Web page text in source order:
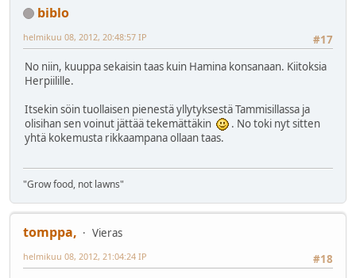
biblo
#17
helmikuu 08, 2012, 20:48:57 IP
No niin, kuuppa sekaisin taas kuin Hamina konsanaan. Kiitoksia
Herpiilille.
Itsekin söin tuollaisen pienestä yllytyksestä Tammisillassa ja
olisihan sen voinut jättää tekemättäkin
. No toki nyt sitten
yhtä kokemusta rikkaampana ollaan taas.
"Grow food, not lawns"
tomppa,
Vieras
#18
helmikuu 08, 2012, 21:04:24 IP